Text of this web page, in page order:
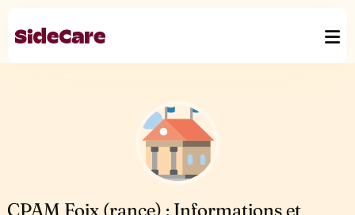
CPAM Foix (rance) : Informations et